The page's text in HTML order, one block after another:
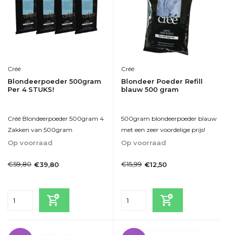
Créé
Blondeerpoeder 500gram
Per 4 STUKS!
Créé Blondeerpoeder 500gram 4
Zakken van 500gram
Op voorraad
€59,80 €39,80
Créé
Blondeer Poeder Refill
blauw 500 gram
500gram blondeerpoeder blauw
met een zeer voordelige prijs!
Op voorraad
€15,99 €12,50